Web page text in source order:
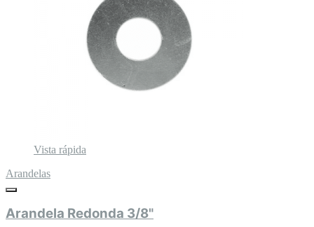
Vista rápida
Arandelas
Arandela Redonda 3/8"